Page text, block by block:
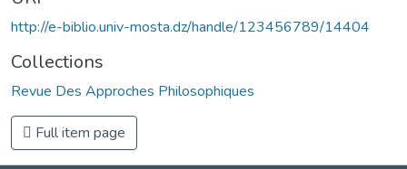
http://e-biblio.univ-mosta.dz/handle/123456789/14404
Collections
Revue Des Approches Philosophiques
Full item page